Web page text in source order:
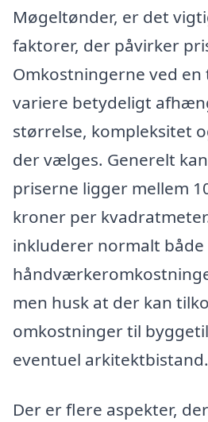
Møgeltønder, er det
faktorer, der påvirker
Omkostningerne ved
variere betydeligt
størrelse, kompleksitet
der vælges. Generelt
priserne ligger mellem
kroner per
inkluderer normalt både
men husk at der kan
omkostninger til
eventuel arkitektbistand.
Der er flere aspekter,